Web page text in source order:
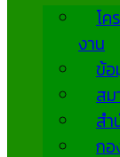
โค
งาน
ข้อ
สม
ส
ก